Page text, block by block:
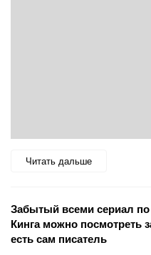
Читать дальше
Забытый всеми сериал
Кинга можно посмотреть
есть сам писатель